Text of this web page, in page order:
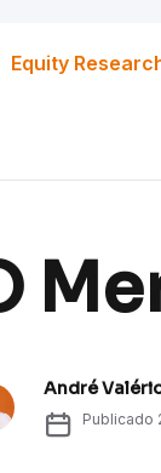
Equity
André
Publicado